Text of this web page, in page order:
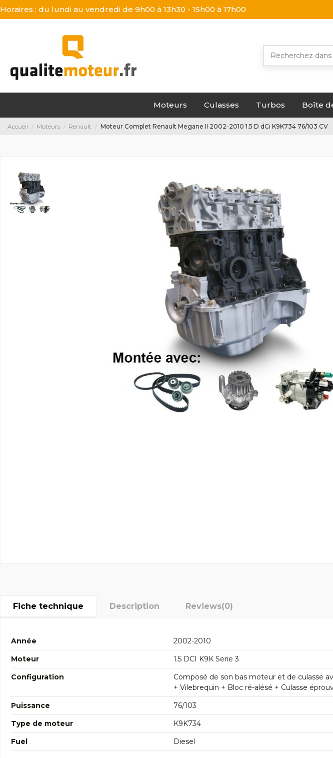
Horaires : du lundi au vendredi de 9h00 à 13h30 - 15h00 à 17h00
Moteurs Culasses Turbos Boîte
Accueil Moteurs Renault Moteur Complet Renault Megane II 2002-2010 1.5 D dCi K9K734 76/103 CV
Fiche technique Description Reviews(0)
Année
2002-2010
Moteur
1.5 DCI K9K Serie 3
Configuration
Composé de son bas moteur et de culasse
+ Vilebrequin + Bloc ré-alésé + Culasse
Puissance
76/103
Type de moteur
K9K734
Fuel
Diesel